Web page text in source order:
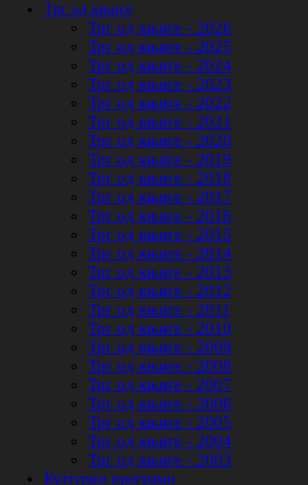
Трг од књиге
Трг од књиге - 2026
Трг од књиге - 2025
Трг од књиге - 2024
Трг од књиге - 2023
Трг од књиге - 2022
Трг од књиге - 2021
Трг од књиге - 2020
Трг од књиге - 2019
Трг од књиге - 2018
Трг од књиге - 2017
Трг од књиге - 2016
Трг од књиге - 2015
Трг од књиге - 2014
Трг од књиге - 2013
Трг од књиге - 2012
Трг од књиге - 2011
Трг од књиге - 2010
Трг од књиге - 2009
Трг од књиге - 2008
Трг од књиге - 2007
Трг од књиге - 2006
Трг од књиге - 2005
Трг од књиге - 2004
Трг од књиге - 2003
Културни програми